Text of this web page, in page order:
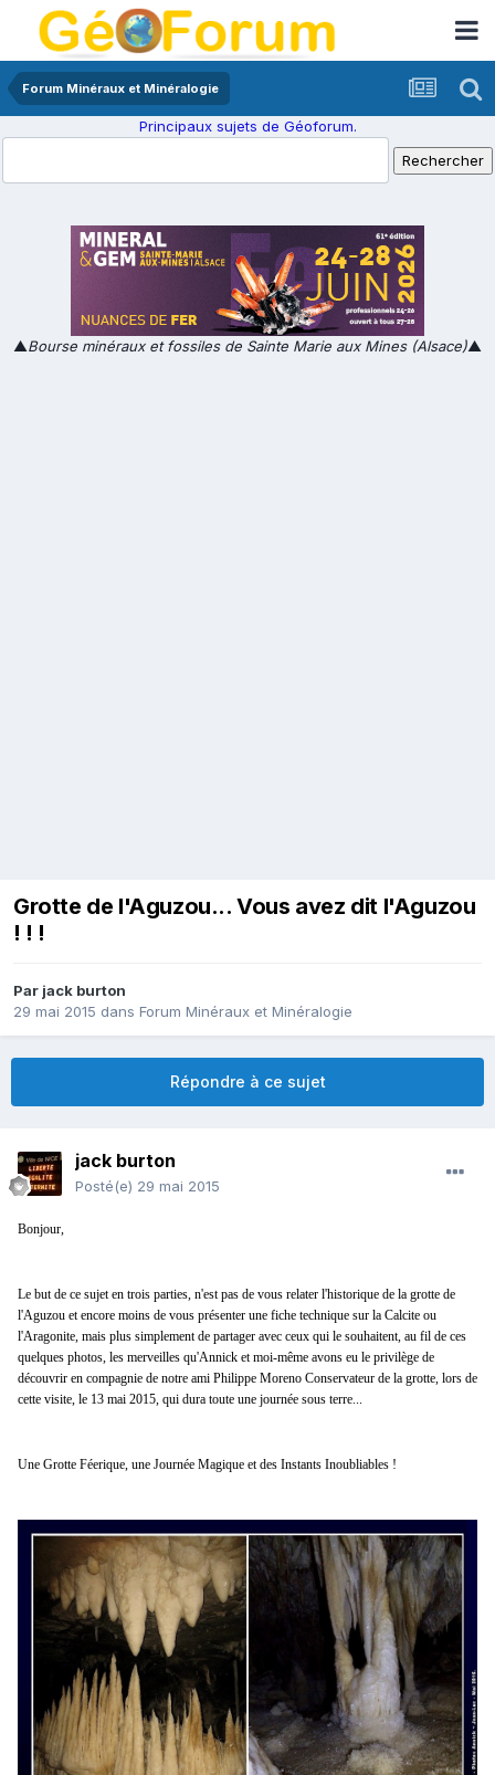
Forum Minéraux et Minéralogie
Principaux sujets de Géoforum.
▲Bourse minéraux et fossiles de Sainte Marie aux Mines (Alsace)▲
Grotte de l'Aguzou... Vous avez dit l'Aguzou
! ! !
Par jack burton
29 mai 2015 dans Forum Minéraux et Minéralogie
Répondre à ce sujet
jack burton
Posté(e) 29 mai 2015
Bonjour,
Le but de ce sujet en trois parties, n'est pas de vous relater l'historique de la grotte de
l'Aguzou et encore moins de vous présenter une fiche technique sur la Calcite ou
l'Aragonite, mais plus simplement de partager avec ceux qui le souhaitent, au fil de ces
quelques photos, les merveilles qu'Annick et moi-même avons eu le privilège de
découvrir en compagnie de notre ami Philippe Moreno Conservateur de la grotte, lors de
cette visite, le 13 mai 2015, qui dura toute une journée sous terre...
Une Grotte Féerique, une Journée Magique et des Instants Inoubliables !